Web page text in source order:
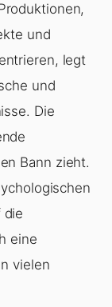
und
legt
und
Die
Bann zieht.
die
eine
vielen